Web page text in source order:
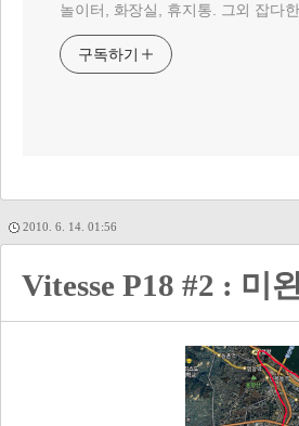
놀이터, 화장실, 휴지통. 그외 잡다한
구독하기
2010. 6. 14. 01:56
Vitesse P18 #2 : 미